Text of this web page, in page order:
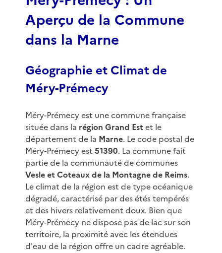
Aperçu de la Commune
dans la Marne
Géographie et Climat de
Méry-Prémecy
Méry-Prémecy est une commune française
située dans la région Grand Estet le
département de la Marne. Le code postal de
Méry-Prémecy est 51390. La commune fait
partie de la communauté de communes
Vesle et Coteaux de la Montagne de Reims.
Le climat de la région est de type océanique
dégradé, caractérisé par des étés tempérés
et des hivers relativement doux. Bien que
Méry-Prémecy ne dispose pas de lac sur son
territoire, la proximité avec les étendues
d'eau de la région offre un cadre agréable.